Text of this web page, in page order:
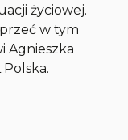
życiowej.
w tym
Agnieszka